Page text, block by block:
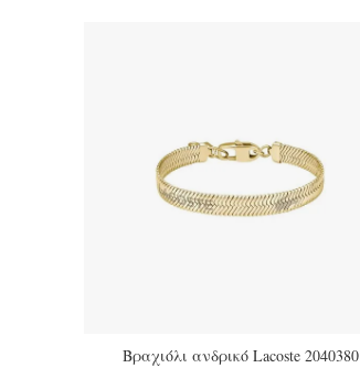
Βραχιόλι ανδρικό Lacoste 2040380